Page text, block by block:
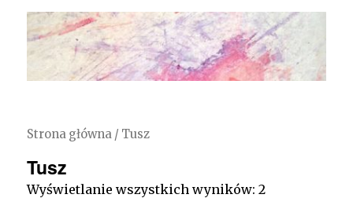
Obraz Tygodnia
Strona główna / Tusz
Tusz
Wyświetlanie wszystkich wyników: 2